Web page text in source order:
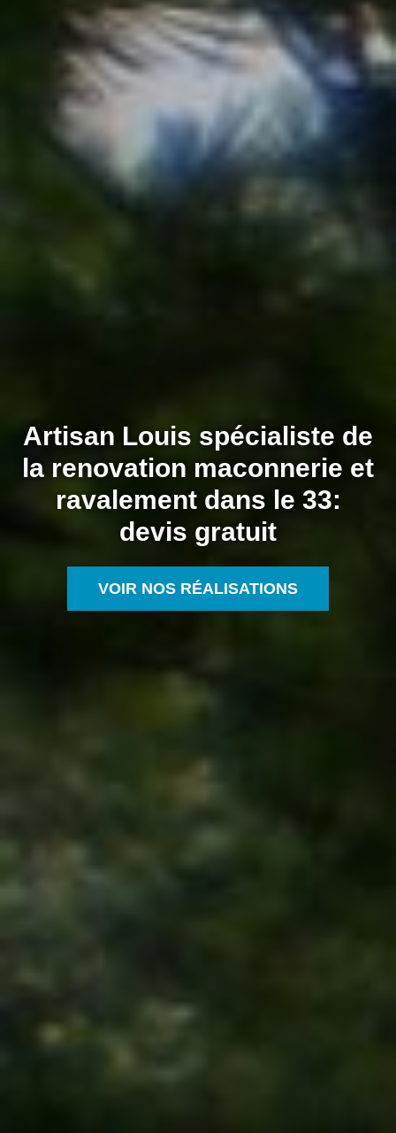
Artisan Louis spécialiste de
la renovation maconnerie et
ravalement dans le 33:
devis gratuit
VOIR NOS RÉALISATIONS